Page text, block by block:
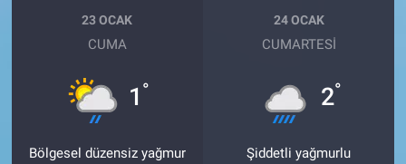
23 OCAK
CUMA
1 °
Bölgesel düzensiz yağmur
24 OCAK
CUMARTESI
2°
Şiddetli yağmurlu